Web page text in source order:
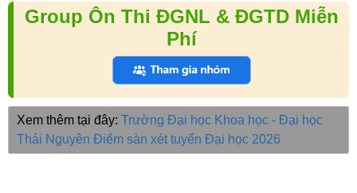
Group Ôn Thi ĐGNL & ĐGTD Miễn
Phí
Xem thêm tại đây: Trường Đại học Khoa học - Đại học
Thái Nguyên Điểm sàn xét tuyển Đại học 2026